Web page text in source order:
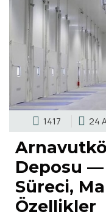
1417 24
Deposu
Süreci,
Özellikler